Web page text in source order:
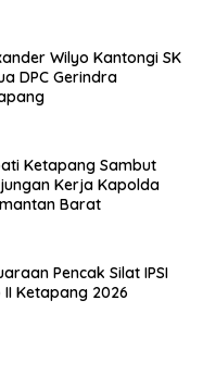
Wilyo Kantongi SK
DPC Gerindra
Ketapang Sambut
Kerja Kapolda
Barat
Pencak Silat IPSI
II Ketapang 2026